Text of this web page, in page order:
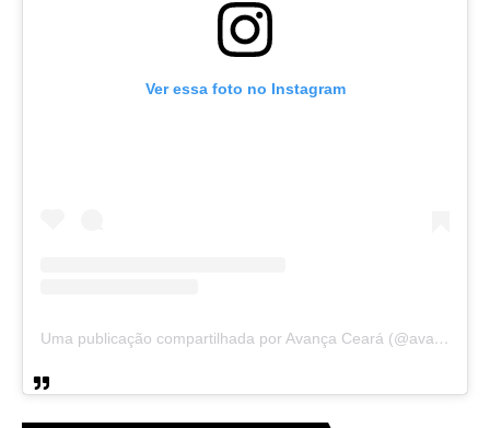
Ver essa foto no Instagram
Uma publicação compartilhada por Avança Ceará (@avancaceara)